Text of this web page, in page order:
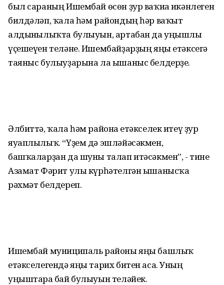
был сараның Ишембай өсөн ҙур ваҡиға икәнлеген
билдәләп, ҡала һәм райондың һәр ваҡыт
алдынғылыҡта булыуын, артабан да уңышлы
үҫешеүен теләне. Ишембайҙарҙың яңы етәксегә
таяныс булыуҙарына ла ышаныс белдерҙе.
Әлбиттә, ҡала һәм районға етәкселек итеү ҙур
яуаплылыҡ. “Үҙем дә эшләйәсәкмен,
башҡаларҙан да шуны талап итәсәкмен”, - тине
Азамат Фәрит улы күрһәтелгән ышанысҡа
рәхмәт белдереп.
Ишембай муниципаль районы яңы башлыҡ
етәкселегендә яңы тарих битен аса. Уның
уңыштарға бай булыуын теләйек.